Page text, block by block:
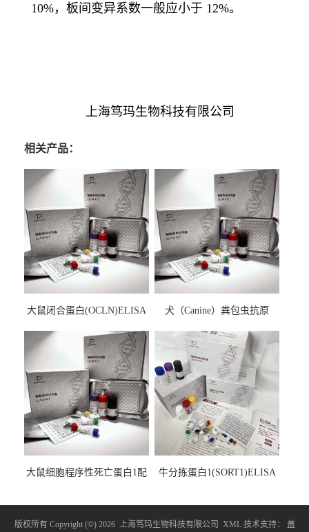
10%，板间变异系数一般应小于 12%。
上海笃玛生物科技有限公司
相关产品：
大鼠闭合蛋白(OCLN)ELISA
犬（Canine）粪包虫抗原
大鼠细胞程序性死亡蛋白1配
试剂盒
牛分拣蛋白1(SORT1)ELISA
版权所有 Copyright (©) 2026 上海笃玛生物科技有限公司 XML技术支持： 盖